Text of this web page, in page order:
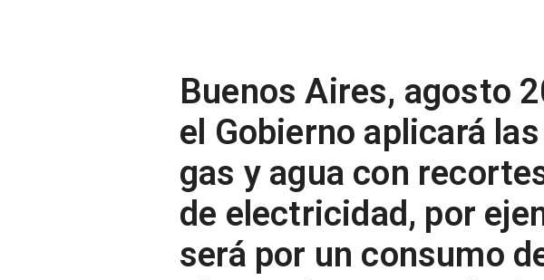
Buenos Aires, agosto
el Gobierno aplicará
gas y agua con
de electricidad, por
será por un consumo